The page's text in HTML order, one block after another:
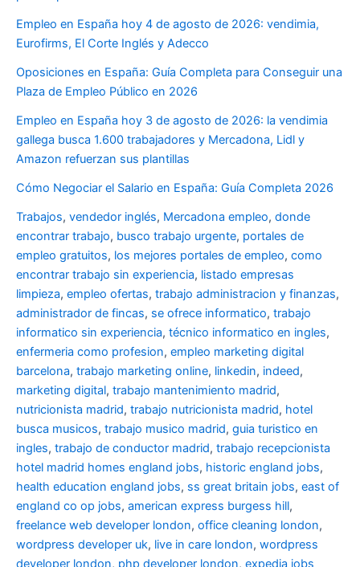
Empleo en España hoy 4 de agosto de 2026: vendimia,
Eurofirms, El Corte Inglés y Adecco
Oposiciones en España: Guía Completa para Conseguir una
Plaza de Empleo Público en 2026
Empleo en España hoy 3 de agosto de 2026: la vendimia
gallega busca 1.600 trabajadores y Mercadona, Lidl y
Amazon refuerzan sus plantillas
Cómo Negociar el Salario en España: Guía Completa 2026
Trabajos, vendedor inglés, Mercadona empleo, donde
encontrar trabajo, busco trabajo urgente, portales de
empleo gratuitos, los mejores portales de empleo, como
encontrar trabajo sin experiencia, listado empresas
limpieza, empleo ofertas, trabajo administracion y finanzas,
administrador de fincas, se ofrece informatico, trabajo
informatico sin experiencia, técnico informatico en ingles,
enfermeria como profesion, empleo marketing digital
barcelona, trabajo marketing online, linkedin, indeed,
marketing digital, trabajo mantenimiento madrid,
nutricionista madrid, trabajo nutricionista madrid, hotel
busca musicos, trabajo musico madrid, guia turistico en
ingles, trabajo de conductor madrid, trabajo recepcionista
hotel madrid homes england jobs, historic england jobs,
health education england jobs, ss great britain jobs, east of
england co op jobs, american express burgess hill,
freelance web developer london, office cleaning london,
wordpress developer uk, live in care london, wordpress
developer london, php developer london, expedia jobs